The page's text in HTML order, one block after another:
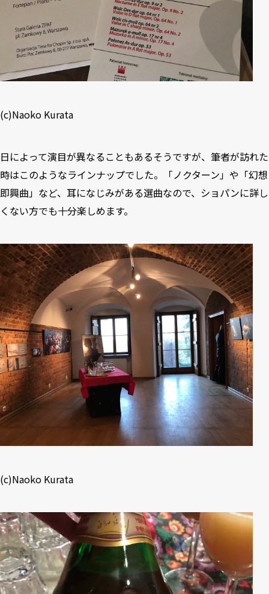
(c)Naoko Kurata
日によって演目が異なることもあるそうですが、筆者が訪れた
時はこのようなラインナップでした。「ノクターン」や「幻想
即興曲」など、耳になじみがある選曲なので、ショパンに詳し
くない方でも十分楽しめます。
(c)Naoko Kurata